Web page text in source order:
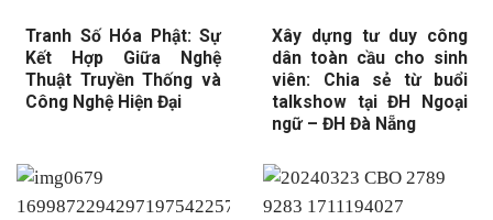
Tranh Số Hóa Phật: Sự
Kết Hợp Giữa Nghệ
Thuật Truyền Thống và
Công Nghệ Hiện Đại
Xây dựng tư duy công
dân toàn cầu cho sinh
viên: Chia sẻ từ buổi
talkshow tại ĐH Ngoại
ngữ – ĐH Đà Nẵng